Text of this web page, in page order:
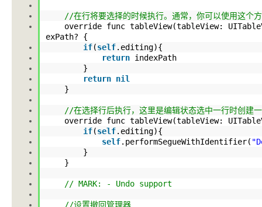
//在行将要选择的时候执行。通常，你可以使用这个
override func tableView(tableView:
exPath? {
if(self.editing){
return indexPath
}
return nil
}
//在选择行后执行，这里是编辑状态选中一行时创建
override func tableView(tableView:
if(self.editing){
self.performSegueWithIdentifier(
}
}
// MARK: - Undo support
//设置撤回管理器